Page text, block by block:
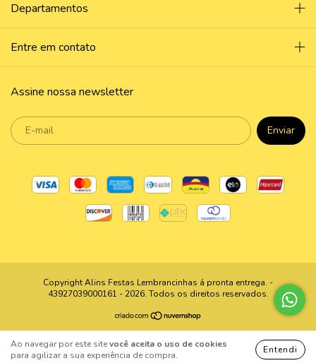
Ao navegar por este sitevocê aceita o uso de cookies
para agilizar a sua experiência de compra.
Entendi
Departamentos
Entre em contato
Assine nossa newsletter
Copyright Alins Festas Lembrancinhas á pronta entrega. -
43927039000161 - 2026. Todos os direitos reservados.